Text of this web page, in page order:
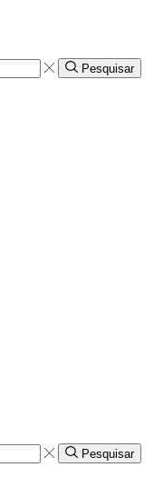
Pesquisar
Pesquisar